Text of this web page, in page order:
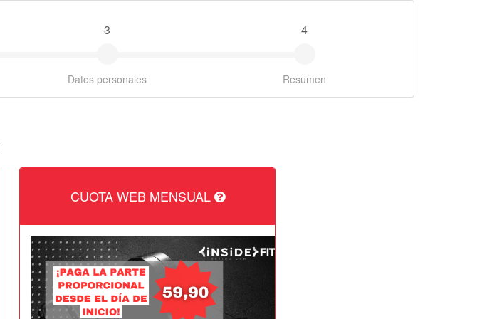
3
Datos personales
4
Resumen
CUOTA WEB MENSUAL